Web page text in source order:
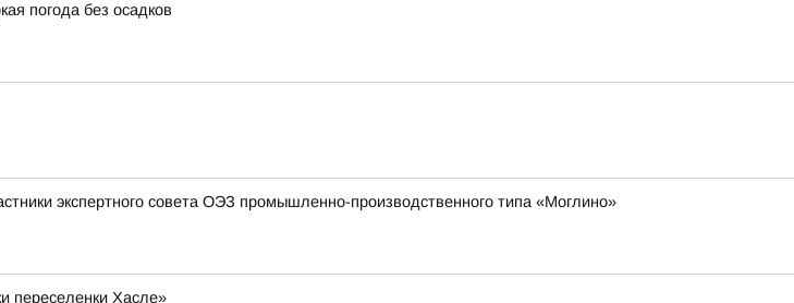
погода без осадков
экспертного совета ОЭЗ промышленно-производственного типа «Моглино»
переселенки Хасле»